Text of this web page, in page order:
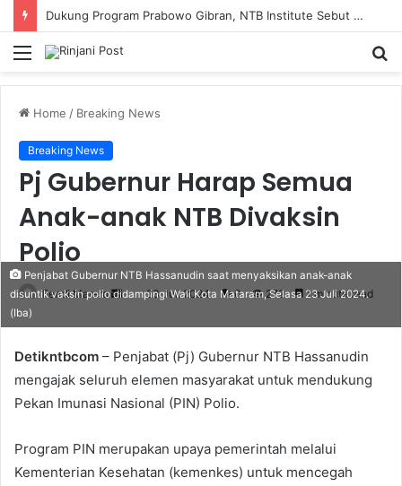
SMAN 9 Mataram Terima 396 Siswa Baru, Kepala Sekolah Dorong Revitalisasi Menyeluruh Fasilitas Pendidikan
Menu
Home / Breaking News
Breaking News
Pj Gubernur Harap Semua
Anak-anak NTB Divaksin
Polio
Fendi Marero
Send23 Juli 2024 0 272 1 minute read
Penjabat Gubernur NTB Hassanudin saat menyaksikan anak-anak
disuntik vaksin polio didampingi Wali Kota Mataram, Selasa 23 Juli 2024.
(Iba)
Detikntbcom – Penjabat (Pj) Gubernur NTB Hassanudin
mengajak seluruh elemen masyarakat untuk mendukung
Pekan Imunasi Nasional (PIN) Polio.
Program PIN merupakan upaya pemerintah melalui
Kementerian Kesehatan (kemenkes) untuk mencegah